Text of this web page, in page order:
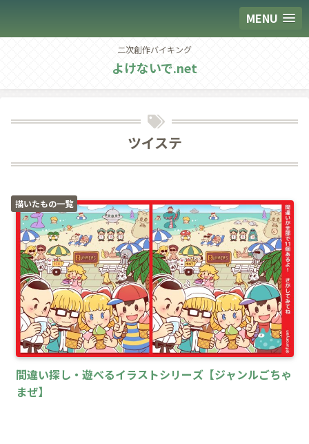
MENU
二次創作バイキング
よけないで.net
ツイステ
描いたもの一覧
間違い探し・遊べるイラストシリーズ【ジャンルごちゃ
まぜ】